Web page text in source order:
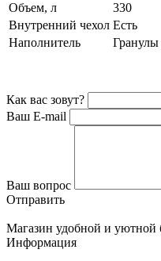
Объем, л
330
Внутренний чехол Есть
Наполнитель
Гранулы
Как вас зовут?
Ваш E-mail
Ваш вопрос
Отправить
Магазин удобной и уютной
Информация